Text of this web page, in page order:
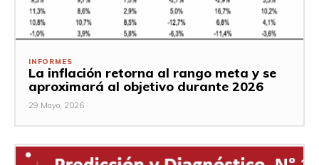
INFORMES
La inflación retorna al rango meta y se
aproximará al objetivo durante 2026
29 Mayo, 2026